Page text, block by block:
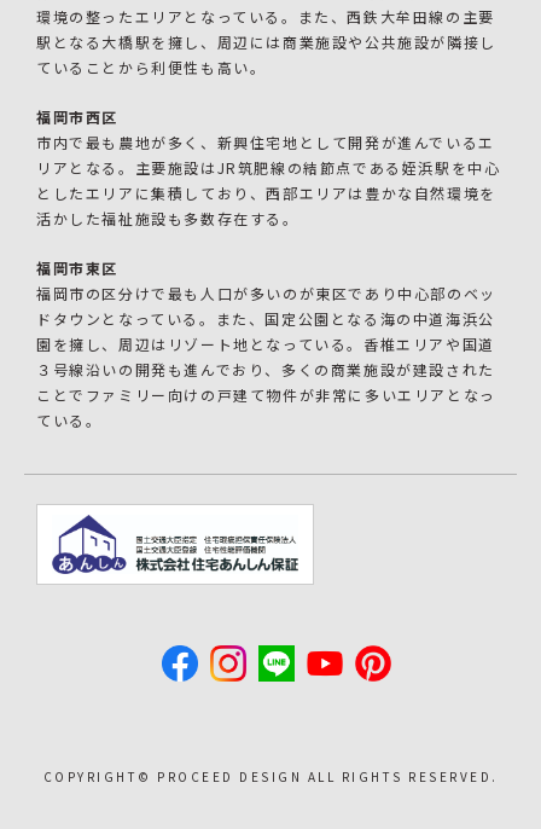
環境の整ったエリアとなっている。また、西鉄大牟田線の主要
駅となる大橋駅を擁し、周辺には商業施設や公共施設が隣接し
ていることから利便性も高い。
福岡市西区
市内で最も農地が多く、新興住宅地として開発が進んでいるエ
リアとなる。主要施設はJR筑肥線の結節点である姪浜駅を中心
としたエリアに集積しており、西部エリアは豊かな自然環境を
活かした福祉施設も多数存在する。
福岡市東区
福岡市の区分けで最も人口が多いのが東区であり中心部のベッ
ドタウンとなっている。また、国定公園となる海の中道海浜公
園を擁し、周辺はリゾート地となっている。香椎エリアや国道
３号線沿いの開発も進んでおり、多くの商業施設が建設された
ことでファミリー向けの戸建て物件が非常に多いエリアとなっ
ている。
COPYRIGHT©︎ PROCEED DESIGN ALL RIGHTS RESERVED.